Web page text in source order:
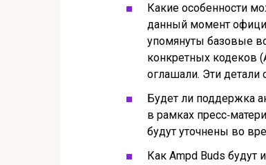
Какие особенности
данный момент
упомянуты базовые
конкретных кодеков
оглашали. Эти детали
Будет ли поддержка
в рамках
будут уточнены во
Как Ampd Buds будут